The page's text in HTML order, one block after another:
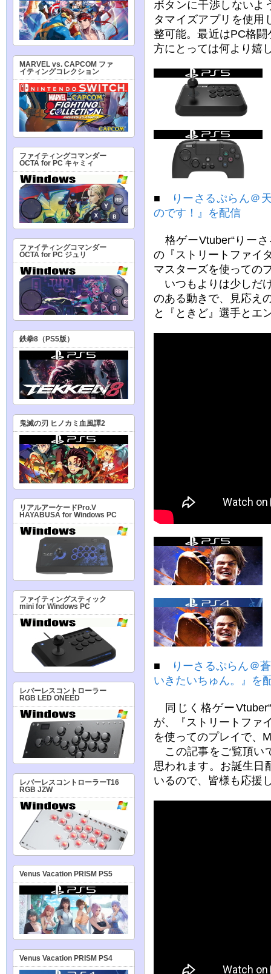
ボタンに干渉しないよ
タマイズアプリを使用
整可能。最近はPC格
方にとっては何より嬉
■
りーさるぷらん＠
のです！』を配信
格ゲーVtuber“りー
の『ストリートファイ
マスターズを使っての
いつもよりは少しだ
のある動きで、見応え
と『ときど』選手とエ
■
りーさるぷらん＠
いきたいちゅん。』を
同じく格ゲー
が、『ストリートファ
を使ってのプレイで、
この記事をご覧頂い
思われます。お誕生日
いるので、皆様も応援
MARVEL vs. CAPCOM ファ
イティングコレクション
ファイティングコマンダー
OCTA for PC キャミィ
ファイティングコマンダー
OCTA for PC ジュリ
鉄拳8（PS5版）
鬼滅の刃 ヒノカミ血風譚2
リアルアーケードPro.V
HAYABUSA for Windows PC
ファイティングスティック
mini for Windows PC
レバーレスコントローラー
RGB LED ONEED
レバーレスコントローラーT16
RGB JZW
Venus Vacation PRISM PS5
Venus Vacation PRISM PS4